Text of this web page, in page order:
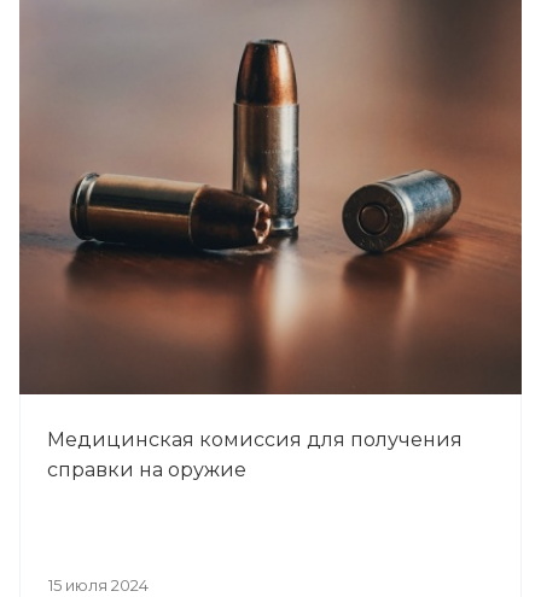
Медицинская комиссия для получения
справки на оружие
15 июля 2024